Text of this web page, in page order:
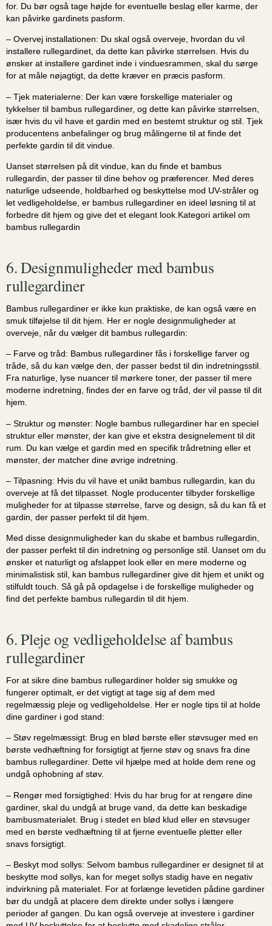
for. Du bør også tage højde for eventuelle beslag eller karme, der
kan påvirke gardinets pasform.
– Overvej installationen: Du skal også overveje, hvordan du vil
installere rullegardinet, da dette kan påvirke størrelsen. Hvis du
ønsker at installere gardinet inde i vinduesrammen, skal du sørge
for at måle nøjagtigt, da dette kræver en præcis pasform.
– Tjek materialerne: Der kan være forskellige materialer og
tykkelser til bambus rullegardiner, og dette kan påvirke størrelsen,
især hvis du vil have et gardin med en bestemt struktur og stil. Tjek
producentens anbefalinger og brug målingerne til at finde det
perfekte gardin til dit vindue.
Uanset størrelsen på dit vindue, kan du finde et bambus
rullegardin, der passer til dine behov og præferencer. Med deres
naturlige udseende, holdbarhed og beskyttelse mod UV-stråler og
let vedligeholdelse, er bambus rullegardiner en ideel løsning til at
forbedre dit hjem og give det et elegant look.Kategori artikel om
bambus rullegardin
6. Designmuligheder med bambus
rullegardiner
Bambus rullegardiner er ikke kun praktiske, de kan også være en
smuk tilføjelse til dit hjem. Her er nogle designmuligheder at
overveje, når du vælger dit bambus rullegardin:
– Farve og tråd: Bambus rullegardiner fås i forskellige farver og
tråde, så du kan vælge den, der passer bedst til din indretningsstil.
Fra naturlige, lyse nuancer til mørkere toner, der passer til mere
moderne indretning, findes der en farve og tråd, der vil passe til dit
hjem.
– Struktur og mønster: Nogle bambus rullegardiner har en speciel
struktur eller mønster, der kan give et ekstra designelement til dit
rum. Du kan vælge et gardin med en specifik trådretning eller et
mønster, der matcher dine øvrige indretning.
– Tilpasning: Hvis du vil have et unikt bambus rullegardin, kan du
overveje at få det tilpasset. Nogle producenter tilbyder forskellige
muligheder for at tilpasse størrelse, farve og design, så du kan få et
gardin, der passer perfekt til dit hjem.
Med disse designmuligheder kan du skabe et bambus rullegardin,
der passer perfekt til din indretning og personlige stil. Uanset om du
ønsker et naturligt og afslappet look eller en mere moderne og
minimalistisk stil, kan bambus rullegardiner give dit hjem et unikt og
stilfuldt touch. Så gå på opdagelse i de forskellige muligheder og
find det perfekte bambus rullegardin til dit hjem.
6. Pleje og vedligeholdelse af bambus
rullegardiner
For at sikre dine bambus rullegardiner holder sig smukke og
fungerer optimalt, er det vigtigt at tage sig af dem med
regelmæssig pleje og vedligeholdelse. Her er nogle tips til at holde
dine gardiner i god stand:
– Støv regelmæssigt: Brug en blød børste eller støvsuger med en
børste vedhæftning for forsigtigt at fjerne støv og snavs fra dine
bambus rullegardiner. Dette vil hjælpe med at holde dem rene og
undgå ophobning af støv.
– Rengør med forsigtighed: Hvis du har brug for at rengøre dine
gardiner, skal du undgå at bruge vand, da dette kan beskadige
bambusmaterialet. Brug i stedet en blød klud eller en støvsuger
med en børste vedhæftning til at fjerne eventuelle pletter eller
snavs forsigtigt.
– Beskyt mod sollys: Selvom bambus rullegardiner er designet til at
beskytte mod sollys, kan for meget sollys stadig have en negativ
indvirkning på materialet. For at forlænge levetiden pådine gardiner
bør du undgå at placere dem direkte under sollys i længere
perioder af gangen. Du kan også overveje at investere i gardiner